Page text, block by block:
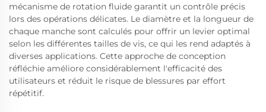
mécanisme de rotation fluide garantit un contrôle précis
lors des opérations délicates. Le diamètre et la longueur de
chaque manche sont calculés pour offrir un levier optimal
selon les différentes tailles de vis, ce qui les rend adaptés à
diverses applications. Cette approche de conception
réfléchie améliore considérablement l'efficacité des
utilisateurs et réduit le risque de blessures par effort
répétitif.